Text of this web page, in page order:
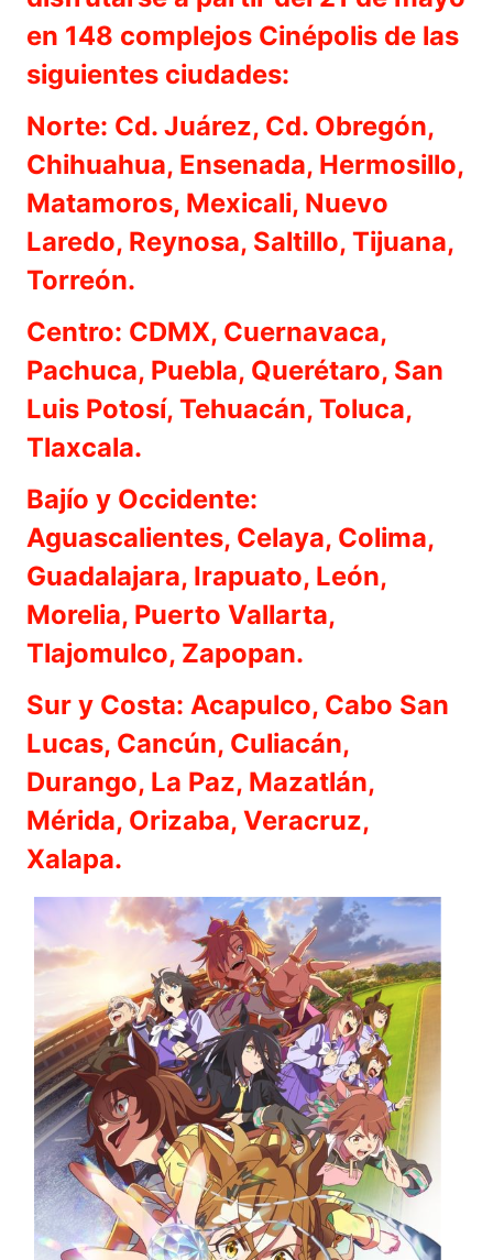
en 148 complejos Cinépolis de las
siguientes ciudades:
Norte: Cd. Juárez, Cd. Obregón,
Chihuahua, Ensenada, Hermosillo,
Matamoros, Mexicali, Nuevo
Laredo, Reynosa, Saltillo, Tijuana,
Torreón.
Centro: CDMX, Cuernavaca,
Pachuca, Puebla, Querétaro, San
Luis Potosí, Tehuacán, Toluca,
Tlaxcala.
Bajío y Occidente:
Aguascalientes, Celaya, Colima,
Guadalajara, Irapuato, León,
Morelia, Puerto Vallarta,
Tlajomulco, Zapopan.
Sur y Costa: Acapulco, Cabo San
Lucas, Cancún, Culiacán,
Durango, La Paz, Mazatlán,
Mérida, Orizaba, Veracruz,
Xalapa.